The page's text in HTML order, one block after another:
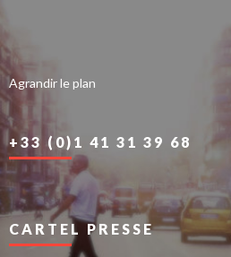
Agrandir le plan
+33 (0)1 41 31 39 68
CARTEL PRESSE